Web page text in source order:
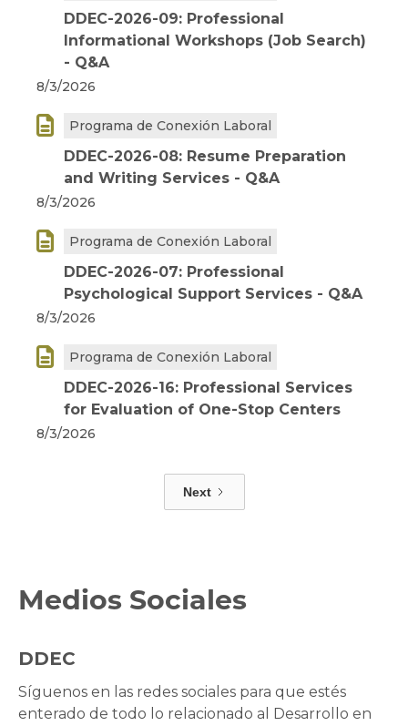
DDEC-2026-09: Professional
Informational Workshops (Job Search)
- Q&A
8/3/2026
 Programa de Conexión Laboral
DDEC-2026-08: Resume Preparation
and Writing Services - Q&A
8/3/2026
 Programa de Conexión Laboral
DDEC-2026-07: Professional
Psychological Support Services - Q&A
8/3/2026
 Programa de Conexión Laboral
DDEC-2026-16: Professional Services
for Evaluation of One-Stop Centers
8/3/2026
Next
Medios Sociales
DDEC
Síguenos en las redes sociales para que estés
enterado de todo lo relacionado al Desarrollo en